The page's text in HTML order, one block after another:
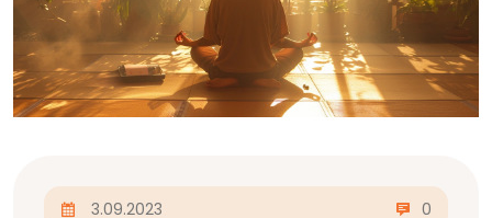
3.09.2023 0